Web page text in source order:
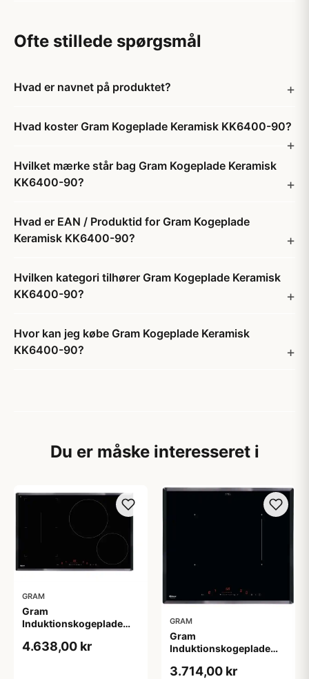
Ofte stillede spørgsmål
Hvad er navnet på produktet?
Hvad koster Gram Kogeplade Keramisk KK6400-90?
Hvilket mærke står bag Gram Kogeplade Keramisk
KK6400-90?
Hvad er EAN / Produktid for Gram Kogeplade
Keramisk KK6400-90?
Hvilken kategori tilhører Gram Kogeplade Keramisk
KK6400-90?
Hvor kan jeg købe Gram Kogeplade Keramisk
KK6400-90?
Du er måske interesseret i
GRAM
Gram
Induktionskogeplade
4.638,00 kr
GRAM
Gram
Induktionskogeplade
3.714,00 kr